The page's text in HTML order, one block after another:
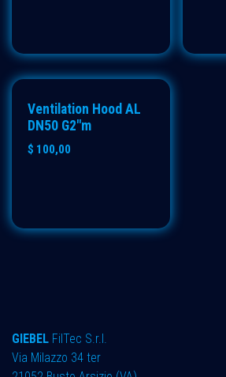
Ventilation Hood AL
DN50 G2"m
$ 100,00
GIEBEL FilTec S.r.l.
Via Milazzo 34 ter ​